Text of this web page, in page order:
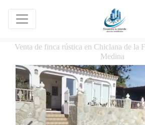
Venta de finca rústica en Chiclana de la
Medina